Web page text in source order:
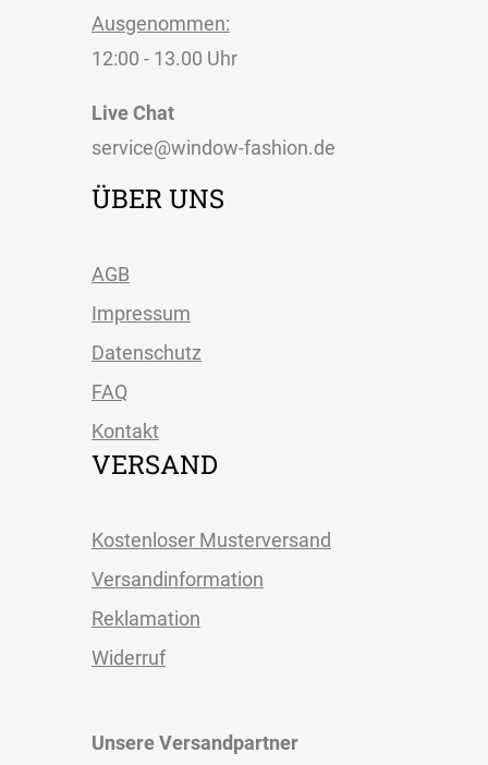
Ausgenommen:
12:00 - 13.00 Uhr
Live Chat
service@window-fashion.de
ÜBER UNS
AGB
Impressum
Datenschutz
FAQ
Kontakt
VERSAND
Kostenloser Musterversand
Versandinformation
Reklamation
Widerruf
Unsere Versandpartner